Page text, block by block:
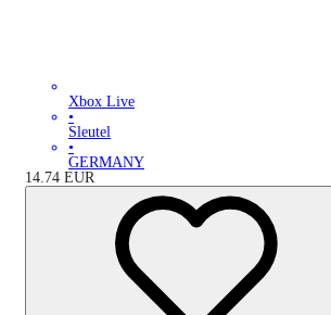
Xbox Live
•
Sleutel
•
GERMANY
14.74 EUR